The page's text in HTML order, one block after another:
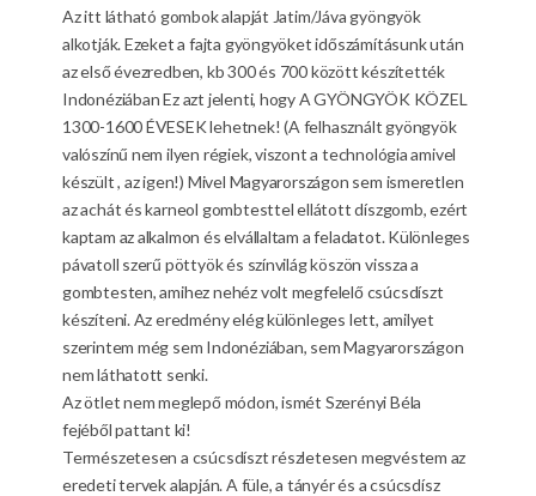
Az itt látható gombok alapját Jatim/Jáva gyöngyök
alkotják. Ezeket a fajta gyöngyöket időszámításunk után
az első évezredben, kb 300 és 700 között készítették
Indonéziában Ez azt jelenti, hogy A GYÖNGYÖK KÖZEL
1300-1600 ÉVESEK lehetnek! (A felhasznált gyöngyök
valószínű nem ilyen régiek, viszont a technológia amivel
készült , az igen!) Mivel Magyarországon sem ismeretlen
az achát és karneol gombtesttel ellátott díszgomb, ezért
kaptam az alkalmon és elvállaltam a feladatot. Különleges
pávatoll szerű pöttyök és színvilág köszön vissza a
gombtesten, amihez nehéz volt megfelelő csúcsdíszt
készíteni. Az eredmény elég különleges lett, amilyet
szerintem még sem Indonéziában, sem Magyarországon
nem láthatott senki.
Az ötlet nem meglepő módon, ismét Szerényi Béla
fejéből pattant ki!
Természetesen a csúcsdíszt részletesen megvéstem az
eredeti tervek alapján. A füle, a tányér és a csúcsdísz